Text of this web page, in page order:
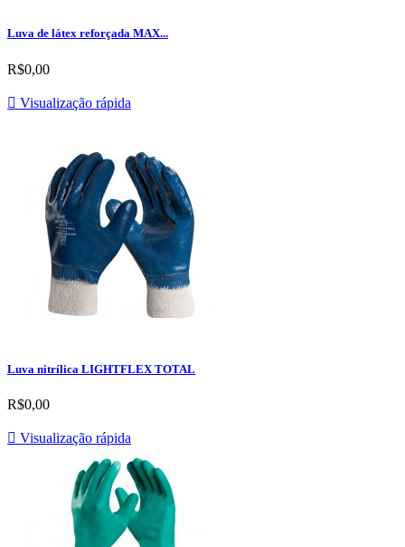
Luva de látex reforçada MAX...
R$0,00
 Visualização rápida
Luva nitrílica LIGHTFLEX TOTAL
R$0,00
 Visualização rápida